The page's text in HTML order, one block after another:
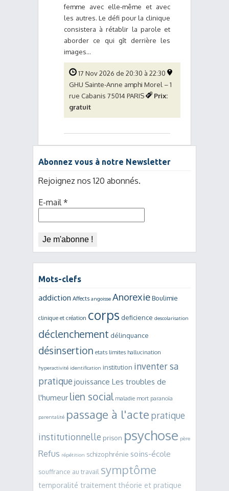
femme avec elle-même et avec
les autres. Le défi pour la clinique
consistera à rétablir la parole et
aborder ce qui gît derrière les
images...
17 Nov 2026 de 20:30 à 22:30
GHU Sainte-Anne amphi Morel – 1
rue Cabanis 75014 PARIS
Prix:
gratuit
Abonnez vous à notre Newsletter
Rejoignez nos 120 abonnés.
E-mail *
Mots-clefs
addiction Affects angoisse AnorexieBoulimie
clinique et création corps deficience descolarisation
déclenchement délinquance
désinsertion etats limites hallucination
hyperactivité identification institution inventer sa
pratique jouissance Les troubles de
l'humeur lien social maladie mort paranoïa
parentalité passage à l'acte pratique
institutionnelle prison psychose père
Refus répétition schizophrénie soins-école
souffrance au travail symptôme
temporalité traitementthéorie et pratique